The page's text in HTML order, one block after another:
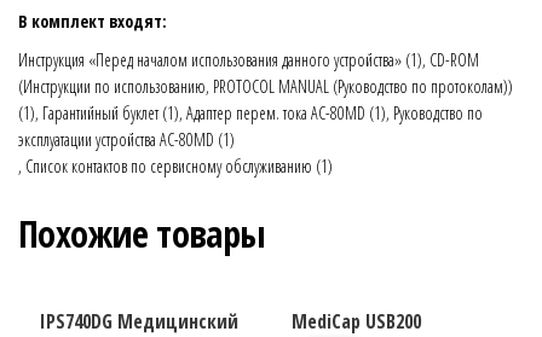
В комплект входят:
Инструкция «Перед началом использования данного устройства» (1), CD-ROM
(Инструкции по использованию, PROTOCOL MANUAL (Руководство по протоколам))
(1), Гарантийный буклет (1), Адаптер перем. тока AC-80MD (1), Руководство по
эксплуатации устройства AC-80MD (1)
, Список контактов по сервисному обслуживанию (1)
Похожие товары
IPS740DG Медицинский
MediCap USB200